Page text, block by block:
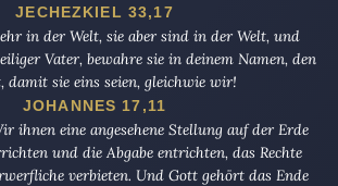
JECHEZKIEL 33,17
in der Welt, sie aber sind in der Welt, und
Vater, bewahre sie in deinem Namen, den
damit sie eins seien, gleichwie wir!
JOHANNES 17,11
ihnen eine angesehene Stellung auf der Erde
und die Abgabe entrichten, das Rechte
verbieten. Und Gott gehört das Ende